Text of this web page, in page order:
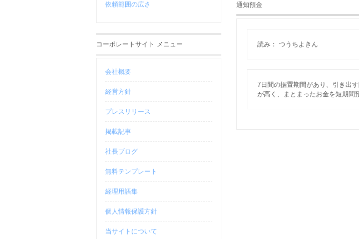
通知預金
読み： つうちよきん
7日間の据置期間があり、引き出
が高く、まとまったお金を短期間
依頼範囲の広さ
コーポレートサイト メニュー
会社概要
経営方針
プレスリリース
掲載記事
社長ブログ
無料テンプレート
経理用語集
個人情報保護方針
当サイトについて